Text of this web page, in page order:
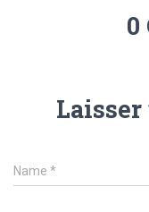
0
Name *